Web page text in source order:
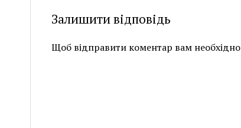
Залишити відповідь
Щоб відправити коментар вам необхідно